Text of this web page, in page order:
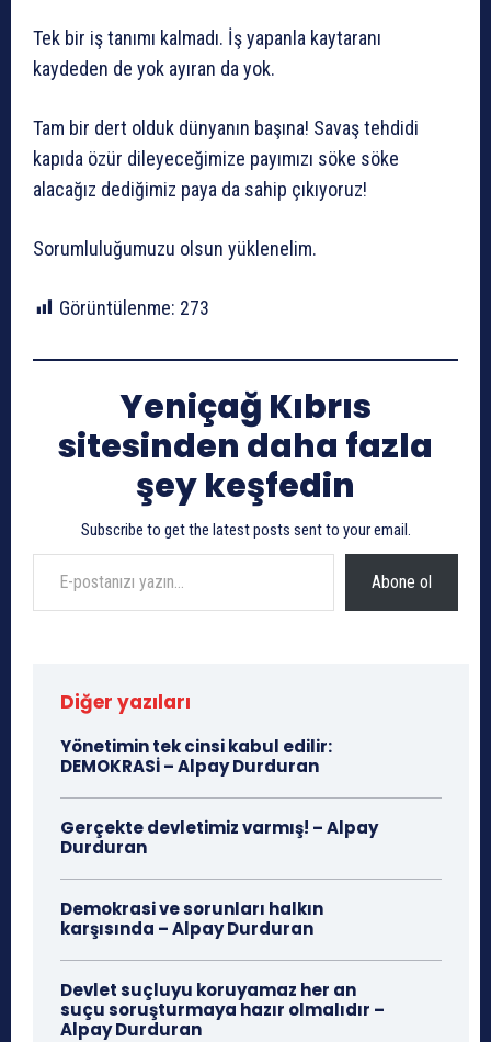
Tek bir iş tanımı kalmadı. İş yapanla kaytaranı
kaydeden de yok ayıran da yok.
Tam bir dert olduk dünyanın başına! Savaş tehdidi
kapıda özür dileyeceğimize payımızı söke söke
alacağız dediğimiz paya da sahip çıkıyoruz!
Sorumluluğumuzu olsun yüklenelim.
Görüntülenme: 273
Yeniçağ Kıbrıs
sitesinden daha fazla
şey keşfedin
Subscribe to get the latest posts sent to your email.
E-postanızı yazın…
Abone ol
Diğer yazıları
Yönetimin tek cinsi kabul edilir:
DEMOKRASİ – Alpay Durduran
Gerçekte devletimiz varmış! – Alpay
Durduran
Demokrasi ve sorunları halkın
karşısında – Alpay Durduran
Devlet suçluyu koruyamaz her an
suçu soruşturmaya hazır olmalıdır –
Alpay Durduran